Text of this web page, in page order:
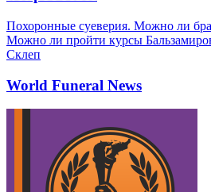
Похоронные суеверия. Можно ли
Можно ли пройти курсы
Склеп
World Funeral News